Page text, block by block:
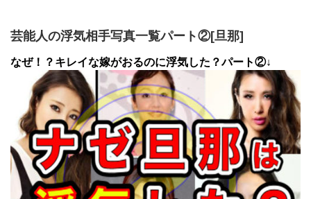
芸能人の浮気相手写真一覧パート②[旦那]
なぜ！？キレイな嫁がおるのに浮気した？パート②↓